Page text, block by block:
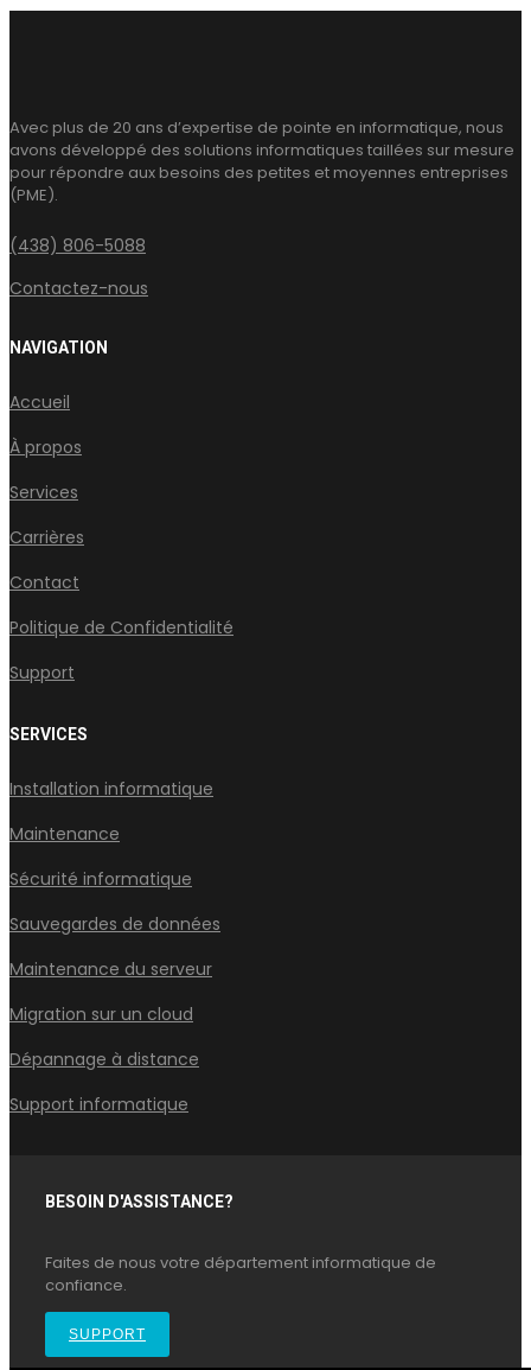
Avec plus de 20 ans d’expertise de pointe en informatique, nous
avons développé des solutions informatiques taillées sur mesure
pour répondre aux besoins des petites et moyennes entreprises
(PME).
(438) 806-5088
Contactez-nous
NAVIGATION
Accueil
À propos
Services
Carrières
Contact
Politique de Confidentialité
Support
SERVICES
Installation informatique
Maintenance
Sécurité informatique
Sauvegardes de données
Maintenance du serveur
Migration sur un cloud
Dépannage à distance
Support informatique
BESOIN D'ASSISTANCE?
Faites de nous votre département informatique de
confiance.
SUPPORT